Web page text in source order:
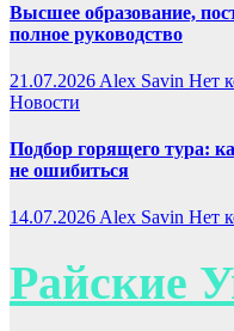
Высшее образование,
полное руководство
21.07.2026 Alex Savin Нет
Новости
Подбор горящего тура:
не ошибиться
14.07.2026Alex Savin Нет
Райские